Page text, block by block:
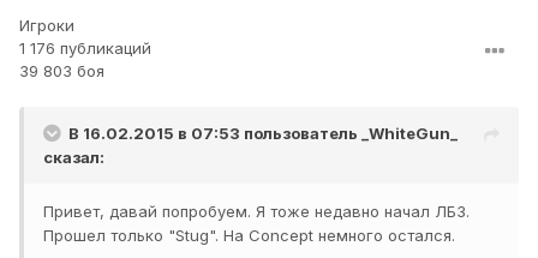
Игроки
1 176 публикаций
39 803 боя
В 16.02.2015 в 07:53 пользователь _WhiteGun_
сказал:
Привет, давай попробуем. Я тоже недавно начал ЛБЗ.
Прошел только "Stug". На Concept немного остался.